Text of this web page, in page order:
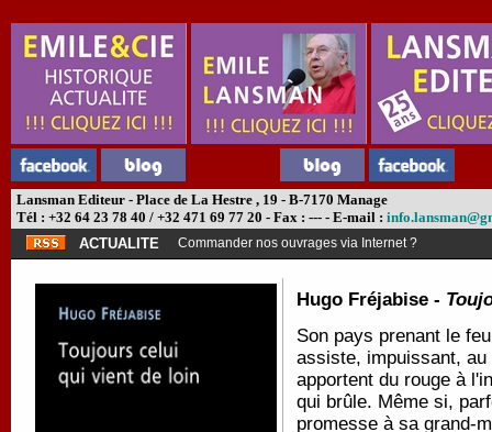
Lansman Editeur - Place de La Hestre , 19 - B-7170 Manage
Tél : +32 64 23 78 40 / +32 471 69 77 20 - Fax : --- - E-mail :
ACTUALITE
Commander nos ouvrages via Internet ?
Hugo Fréjabise -
Son pays prenant le
assiste, impuissant,
apportent du rouge à
qui brûle. Même si,
promesse à sa grand-